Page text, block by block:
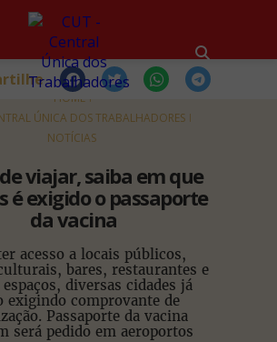
HOME
ÚNICA DOS TRABALHADORES
NOTÍCIAS
viajar, saiba em que
é exigido o passaporte
da vacina
acesso a locais públicos,
bares, restaurantes e
diversas cidades já
exigindo comprovante de
Passaporte da vacina
será pedido em aeroportos